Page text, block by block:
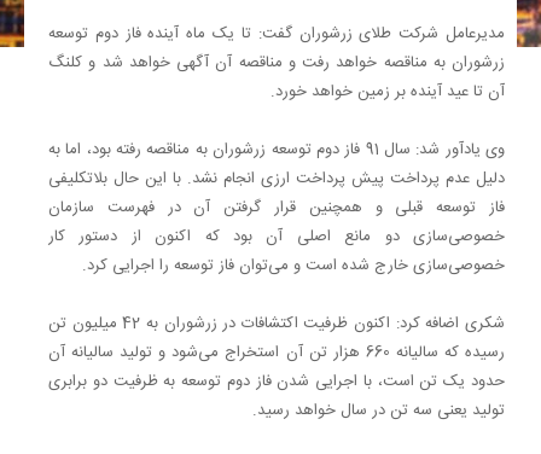
مدیرعامل شرکت طلای زرشوران گفت: تا یک ماه آینده فاز دوم توسعه
زرشوران به مناقصه خواهد رفت و مناقصه آن آگهی خواهد شد و کلنگ
آن تا عید آینده بر زمین خواهد خورد.
وی یادآور شد: سال 91 فاز دوم توسعه زرشوران به مناقصه رفته بود، اما به
دلیل عدم پرداخت پیش پرداخت ارزی انجام نشد. با این حال بلاتکلیفی
فاز توسعه قبلی و همچنین قرار گرفتن آن در فهرست سازمان
خصوصی‌سازی دو مانع اصلی آن بود که اکنون از دستور کار
خصوصی‌سازی خارج شده است و می‌توان فاز توسعه را اجرایی کرد.
شکری اضافه کرد: اکنون ظرفیت اکتشافات در زرشوران به 42 میلیون تن
رسیده که سالیانه 660 هزار تن آن استخراج می‌شود و تولید سالیانه آن
حدود یک تن است، با اجرایی شدن فاز دوم توسعه به ظرفیت دو برابری
تولید یعنی سه تن در سال خواهد رسید.